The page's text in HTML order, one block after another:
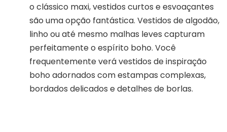
o clássico maxi, vestidos curtos e esvoaçantes
são uma opção fantástica. Vestidos de algodão,
linho ou até mesmo malhas leves capturam
perfeitamente o espírito boho. Você
frequentemente verá vestidos de inspiração
boho adornados com estampas complexas,
bordados delicados e detalhes de borlas.